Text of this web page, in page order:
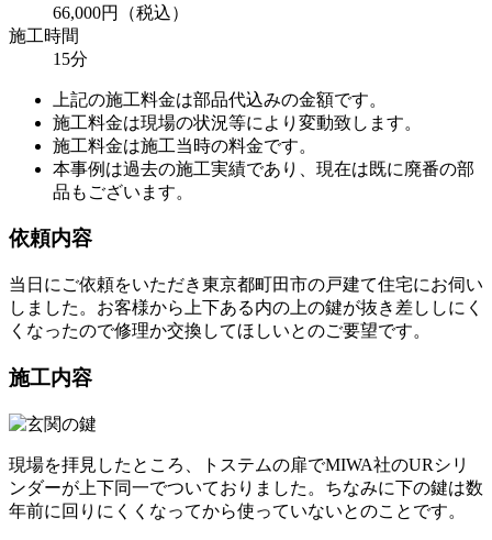
66,000円（税込）
施工時間
15分
上記の施工料金は部品代込みの金額です。
施工料金は現場の状況等により変動致します。
施工料金は施工当時の料金です。
本事例は過去の施工実績であり、現在は既に廃番の部
品もございます。
依頼内容
当日にご依頼をいただき東京都町田市の戸建て住宅にお伺い
しました。お客様から上下ある内の上の鍵が抜き差ししにく
くなったので修理か交換してほしいとのご要望です。
施工内容
現場を拝見したところ、トステムの扉でMIWA社のUR シリ
ンダーが上下同一でついておりました。ちなみに下の鍵は数
年前に回りにくくなってから使っていないとのこ とです。